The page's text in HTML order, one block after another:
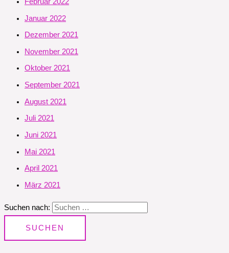
Januar 2022
Dezember 2021
November 2021
Oktober 2021
September 2021
August 2021
Juli 2021
Juni 2021
Mai 2021
April 2021
März 2021
Suchen nach: